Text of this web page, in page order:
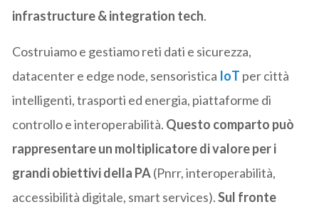
infrastructure & integration tech.
Costruiamo e gestiamo reti dati e sicurezza,
datacenter e edge node, sensoristica IoT per città
intelligenti, trasporti ed energia, piattaforme di
controllo e interoperabilità. Questo comparto può
rappresentare un moltiplicatore di valore per i
grandi obiettivi della PA(Pnrr, interoperabilità,
accessibilità digitale, smart services).Sul fronte